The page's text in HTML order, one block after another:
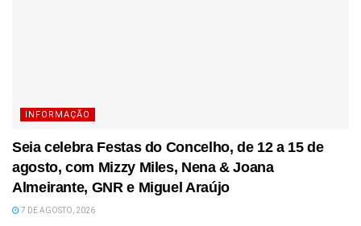
INFORMAÇÃO
Seia celebra Festas do Concelho, de 12 a 15 de
agosto, com Mizzy Miles, Nena & Joana
Almeirante, GNR e Miguel Araújo
7 DE AGOSTO, 2026